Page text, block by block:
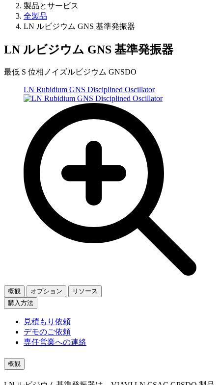
製品とサービス
全製品
LN ルビジウム GNS 基準発振器
LN ルビジウム GNS 基準発振器
最低 S 位相ノイズルビジウム GNSDO
LN Rubidium GNS Disciplined Oscillator
概観 オプション
リソース
購入方法
見積もり依頼
デモのご依頼
専任営業への連絡
概観